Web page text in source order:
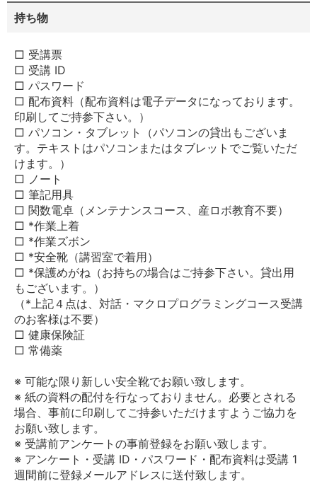
持ち物
□ 受講票
□ 受講 ID
□ パスワード
□ 配布資料（配布資料は電子データになっております。
印刷してご持参下さい。）
□ パソコン・タブレット（パソコンの貸出もございま
す。テキストはパソコンまたはタブレットでご覧いただ
けます。）
□ ノート
□ 筆記用具
□ 関数電卓（メンテナンスコース、産ロボ教育不要）
□ *作業上着
□ *作業ズボン
□ *安全靴（講習室で着用）
□ *保護めがね（お持ちの場合はご持参下さい。貸出用
もございます。）
（*上記４点は、対話・マクロプログラミングコース受講
のお客様は不要）
□ 健康保険証
□ 常備薬
※ 可能な限り新しい安全靴でお願い致します。
※ 紙の資料の配付を⾏なっておりません。必要とされる
場合、事前に印刷してご持参いただけますようご協⼒を
お願い致します。
※ 受講前アンケートの事前登録をお願い致します。
※ アンケート・受講 ID・パスワード・配布資料は受講 1
週間前に登録メールアドレスに送付致します。